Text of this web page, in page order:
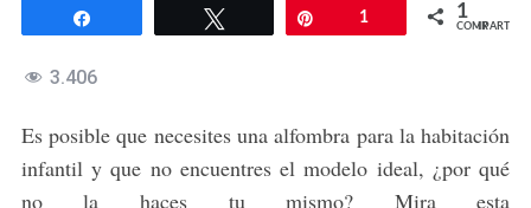
Twittear 1 1
COMPARTIR
3.406
Es posible que necesites una alfombra para la habitación
infantil y que no encuentres el modelo ideal, ¿por qué
no la haces tu mismo? Mira esta